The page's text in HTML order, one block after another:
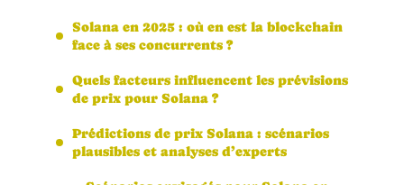
Solana en 2025 : où en est la blockchain
face à ses concurrents ?
Quels facteurs influencent les prévisions
de prix pour Solana ?
Prédictions de prix Solana : scénarios
plausibles et analyses d’experts